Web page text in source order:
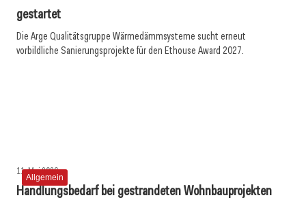
gestartet
Die Arge Qualitätsgruppe Wärmedämmsysteme sucht erneut
vorbildliche Sanierungsprojekte für den Ethouse Award 2027.
15. Juni 2026
Verbände fordern Reform des Mietrechts für mehr
Allgemein
11. Mai 2026
Handlungsbedarf bei gestrandeten Wohnbauprojekten